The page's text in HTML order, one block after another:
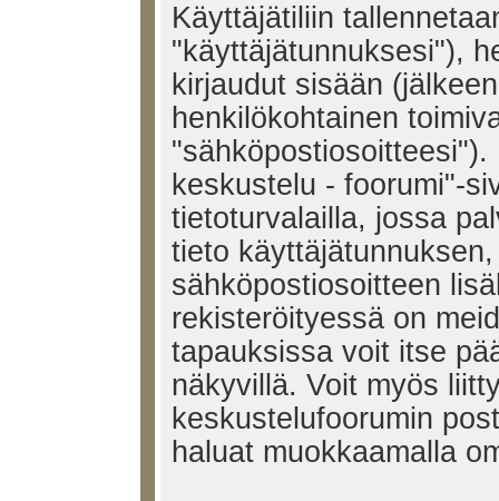
Käyttäjätiliin
"käyttäjätunnuksesi"),
kirjaudut sisään
henkilökohtainen
keskustelu - foorumi"-
tietoturvalailla, jossa
tieto
sähköpostiosoitteen
rekisteröityessä on
tapauksissa voit itse
näkyvillä. Voit myös
keskustelufoorumin
haluat muokkaamalla